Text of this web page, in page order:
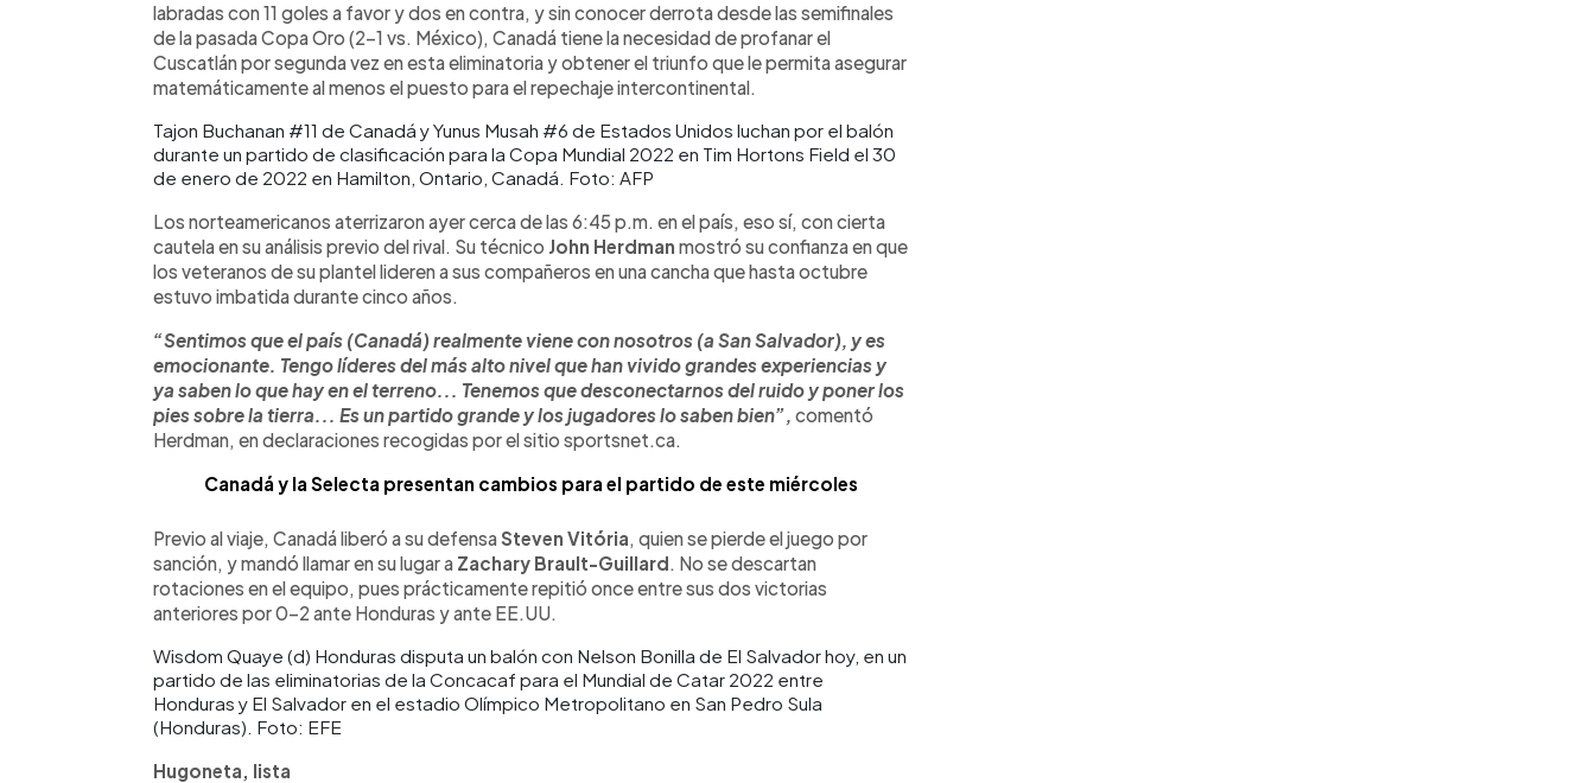
labradas con 11 goles a favor y dos en contra, y sin conocer derrota desde las semifinales
de la pasada Copa Oro (2-1 vs. México), Canadá tiene la necesidad de profanar el
Cuscatlán por segunda vez en esta eliminatoria y obtener el triunfo que le permita asegurar
matemáticamente al menos el puesto para el repechaje intercontinental.
Tajon Buchanan #11 de Canadá y Yunus Musah #6 de Estados Unidos luchan por el balón
durante un partido de clasificación para la Copa Mundial 2022 en Tim Hortons Field el 30
de enero de 2022 en Hamilton, Ontario, Canadá. Foto: AFP
Los norteamericanos aterrizaron ayer cerca de las 6:45 p.m. en el país, eso sí, con cierta
cautela en su análisis previo del rival. Su técnico John Herdman mostró su confianza en que
los veteranos de su plantel lideren a sus compañeros en una cancha que hasta octubre
estuvo imbatida durante cinco años.
“Sentimos que el país (Canadá) realmente viene con nosotros (a San Salvador), y es
emocionante. Tengo líderes del más alto nivel que han vivido grandes experiencias y
ya saben lo que hay en el terreno... Tenemos que desconectarnos del ruido y poner los
pies sobre la tierra... Es un partido grande y los jugadores lo saben bien”, comentó
Herdman, en declaraciones recogidas por el sitio sportsnet.ca.
Canadá y la Selecta presentan cambios para el partido de este miércoles
Previo al viaje, Canadá liberó a su defensa Steven Vitória, quien se pierde el juego por
sanción, y mandó llamar en su lugar a Zachary Brault-Guillard. No se descartan
rotaciones en el equipo, pues prácticamente repitió once entre sus dos victorias
anteriores por 0-2 ante Honduras y ante EE.UU.
Wisdom Quaye (d) Honduras disputa un balón con Nelson Bonilla de El Salvador hoy, en un
partido de las eliminatorias de la Concacaf para el Mundial de Catar 2022 entre
Honduras y El Salvador en el estadio Olímpico Metropolitano en San Pedro Sula
(Honduras). Foto: EFE
Hugoneta, lista